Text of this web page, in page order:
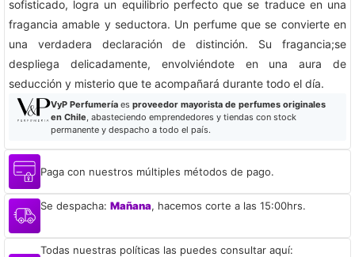
sofisticado, logra un equilibrio perfecto que se traduce en una
fragancia amable y seductora. Un perfume que se convierte en
una verdadera declaración de distinción. Su fragancia;se
despliega delicadamente, envolviéndote en una aura de
seducción y misterio que te acompañará durante todo el día.
VyP Perfumeríaes proveedor mayorista de perfumes originales
en Chile, abasteciendo emprendedores y tiendas con stock
permanente y despacho a todo el país.
Paga con nuestros múltiples métodos de pago.
Se despacha: Mañana, hacemos corte a las 15:00hrs.
Todas nuestras políticas las puedes consultar aquí: